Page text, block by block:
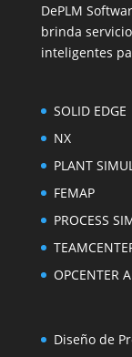
DePLM
brinda
inteligentes
SOLID EDGE
NX
PLANT
FEMAP
PROCESS
OPCENTER
Diseño de